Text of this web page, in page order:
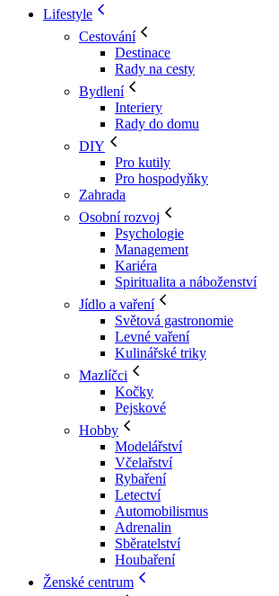
Lifestyle
Cestování
Destinace
Rady na cesty
Bydlení
Interiery
Rady do domu
DIY
Pro kutily
Pro hospodyňky
Zahrada
Osobní rozvoj
Psychologie
Management
Kariéra
Spiritualita a náboženství
Jídlo a vaření
Světová gastronomie
Levné vaření
Kulinářské triky
Mazlíčci
Kočky
Pejskové
Hobby
Modelářství
Včelařství
Rybaření
Letectví
Automobilismus
Adrenalin
Sběratelství
Houbaření
Ženské centrum